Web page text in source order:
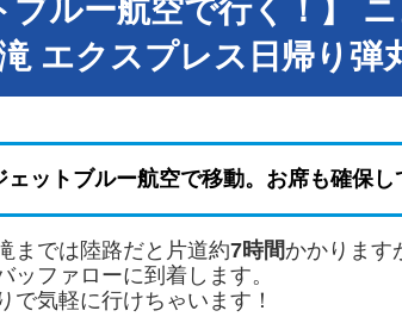
ブルー航空で行く！】
エクスプレス日帰り弾
ットブルー航空で移動。お席も確保し
までは陸路だと片道約7時間かかります
ッファローに到着します。
で気軽に行けちゃいます！